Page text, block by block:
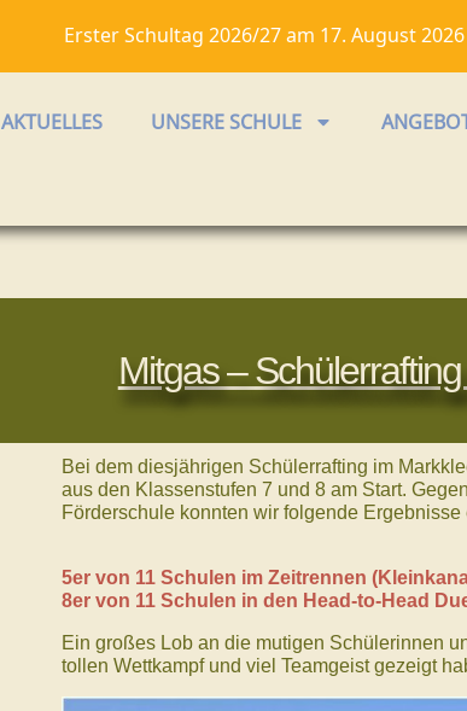
Erster Schultag 2026/27 am 17. August 2026
AKTUELLES UNSERE SCHULE
Mitgas –
Bei dem diesjährigen Schülerrafting im
aus den Klassenstufen 7 und 8 am Start.
Förderschule konnten wir folgende Ergebnisse
5er von 11 Schulen im Zeitrennen
8er von 11 Schulen in den Head-to-Head
Ein großes Lob an die mutigen Schülerinnen
tollen Wettkampf und viel Teamgeist gezeigt